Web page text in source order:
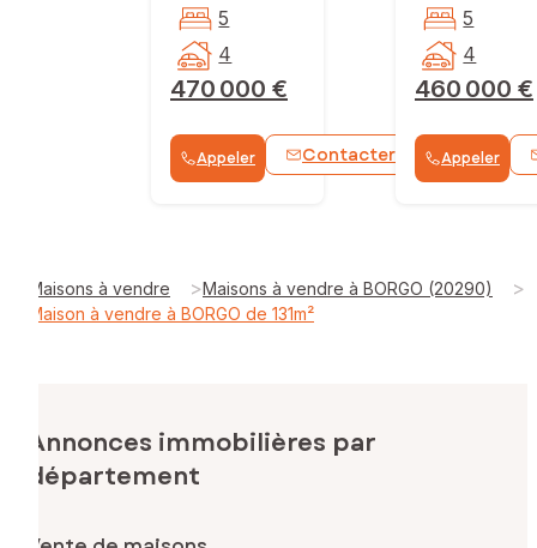
470 000 €
5
4
Appeler Contacter WhatsApp
460 000 €
5
4
Appeler
Maisons à vendre >Maisons à vendre à BORGO (20290) >
Maison à vendre à BORGO de 131m²
Annonces immobilières par
département